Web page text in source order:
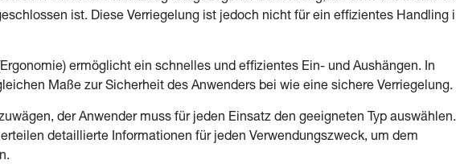
ist. Diese Verriegelung ist jedoch nicht für ein effizientes Handling
ermöglicht ein schnelles und effizientes Ein- und Aushängen. In
Maße zur Sicherheit des Anwenders bei wie eine sichere Verriegelung.
der Anwender muss für jeden Einsatz den geeigneten Typ
detaillierte Informationen für jeden Verwendungszweck, um dem